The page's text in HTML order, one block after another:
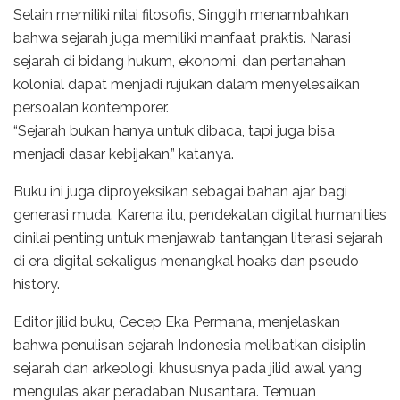
Selain memiliki nilai filosofis, Singgih menambahkan
bahwa sejarah juga memiliki manfaat praktis. Narasi
sejarah di bidang hukum, ekonomi, dan pertanahan
kolonial dapat menjadi rujukan dalam menyelesaikan
persoalan kontemporer.
“Sejarah bukan hanya untuk dibaca, tapi juga bisa
menjadi dasar kebijakan,” katanya.
Buku ini juga diproyeksikan sebagai bahan ajar bagi
generasi muda. Karena itu, pendekatan digital humanities
dinilai penting untuk menjawab tantangan literasi sejarah
di era digital sekaligus menangkal hoaks dan pseudo
history.
Editor jilid buku, Cecep Eka Permana, menjelaskan
bahwa penulisan sejarah Indonesia melibatkan disiplin
sejarah dan arkeologi, khususnya pada jilid awal yang
mengulas akar peradaban Nusantara. Temuan